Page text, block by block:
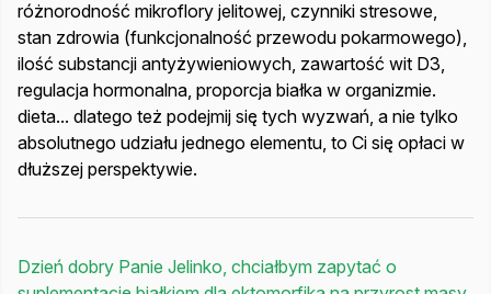
różnorodność mikroflory jelitowej, czynniki stresowe,
stan zdrowia (funkcjonalność przewodu pokarmowego),
ilość substancji antyżywieniowych, zawartość wit D3,
regulacja hormonalna, proporcja białka w organizmie.
dieta... dlatego też podejmij się tych wyzwań, a nie tylko
absolutnego udziału jednego elementu, to Ci się opłaci w
dłuższej perspektywie.
Dzień dobry Panie Jelinko, chciałbym zapytać o